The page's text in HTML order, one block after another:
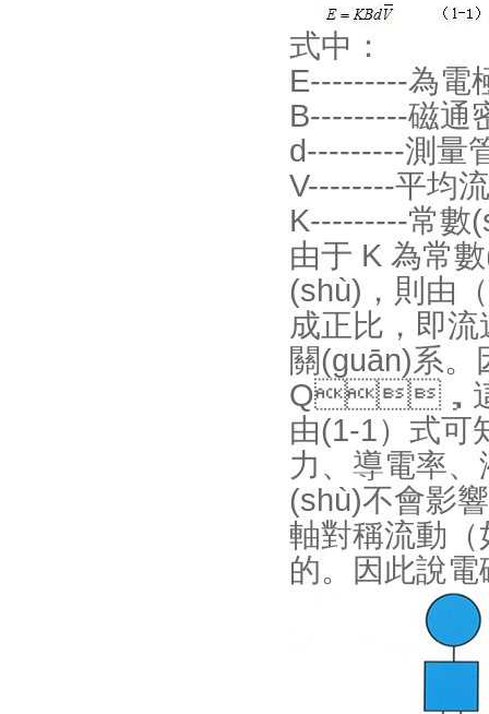
式中：
E---------為電
B---------磁通
d---------測量
V--------平均
K---------常數
由于 K 為常數
(shù)，則由（
成正比，
關(guān)系
Q，這
由(1-1）式可知
力、導電率
(shù)不會影響
軸對稱流動
的。因此說電